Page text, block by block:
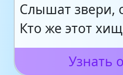
Слышат звери,
Кто же этот
Узнать